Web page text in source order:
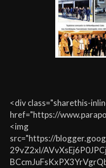
<div class="sharethis-
href="https://
<img
src="https://
29vZ2xl/